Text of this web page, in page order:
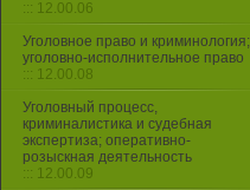
::: 12.00.06
Уголовное право и криминология;
уголовно-исполнительное право
::: 12.00.08
Уголовный процесс,
криминалистика и судебная
экспертиза; оперативно-
розыскная деятельность
::: 12.00.09